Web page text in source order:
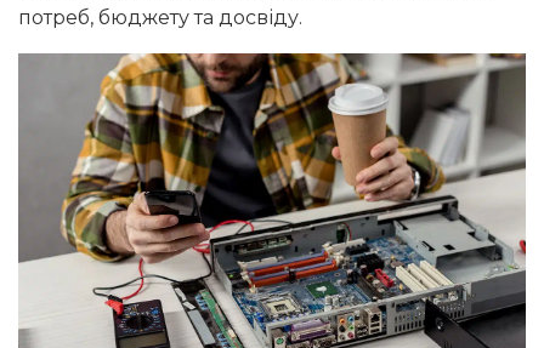
потреб, бюджету та досвіду.